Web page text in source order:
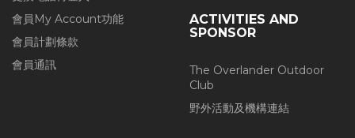
會員My Account功能
會員計劃條款
會員通訊
ACTIVITIES AND
SPONSOR
The Overlander Outdoor
Club
野外活動及機構連結